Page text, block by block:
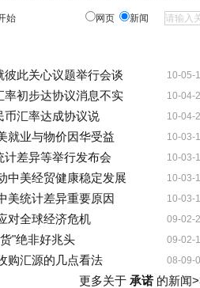
始 网页 新闻
10-05-
此关心议题举行会谈
10-04-
初步达协议消息不实
10-04-
币汇率达成协议说
10-03-
就业与物价因华受益
10-03-
差异等举行发布会
10-03-
中美经贸健康稳定发展
10-03-
美统计差异重要原因
09-02-
对全球经济危机
09-02-
"绝非好兆头
08-09-
购汇源的几点看法
更多关于 承诺的新闻